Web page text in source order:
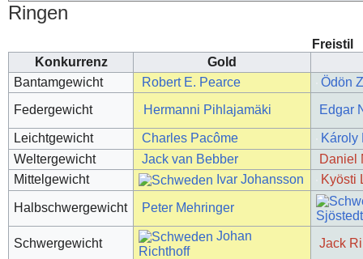
Ringen
Freistil
Konkurrenz
Gold
Bantamgewicht
Robert E. Pearce
Ödön
Federgewicht
Hermanni Pihlajamäki Edgar
Leichtgewicht Charles Pacôme
Károly
Weltergewicht
Jack van Bebber
Daniel
Mittelgewicht
Ivar Johansson Kyösti
Halbschwergewicht Peter Mehringer
Sjöstedt
Schwergewicht
Johan
Richthoff
Jack